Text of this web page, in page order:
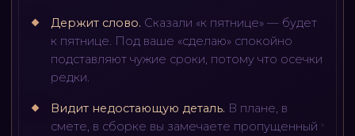
Держит слово. Сказали «к пятнице» — будет
к пятнице. Под ваше «сделаю» спокойно
подставляют чужие сроки, потому что осечки
редки.
Видит недостающую деталь. В плане, в
смете, в сборке вы замечаете пропущенный